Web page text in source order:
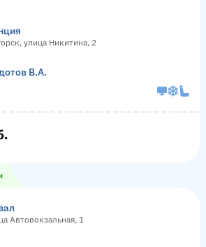
улица Никитина, 2
В.А.
Автовокзальная, 1